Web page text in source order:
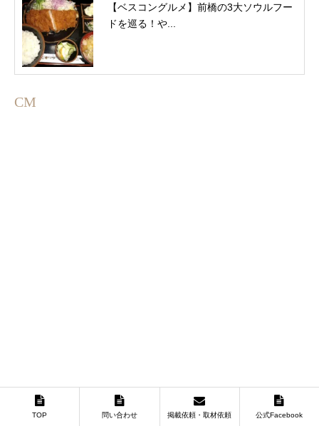
【ベスコングルメ】前橋の3大ソウルフー
ドを巡る！や...
CM
TOP 問い合わせ 掲載依頼・取材依頼 公式Facebook